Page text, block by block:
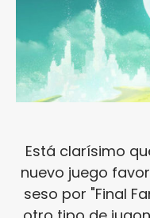
Está clarísimo
nuevo juego
seso por "Final